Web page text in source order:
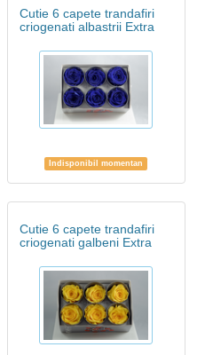
Cutie 6 capete trandafiri
criogenati albastrii Extra
Indisponibil momentan
Cutie 6 capete trandafiri
criogenati galbeni Extra